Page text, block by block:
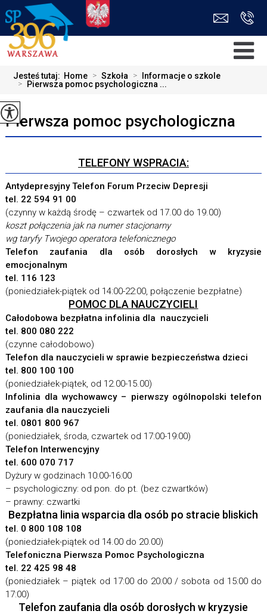
Jesteś tutaj: Home > Szkoła > Informacje o szkole
> Pierwsza pomoc psychologiczna ...
Pierwsza pomoc psychologiczna
TELEFONY WSPRACIA:
Antydepresyjny Telefon Forum Przeciw Depresji
tel. 22 594 91 00
(czynny w każdą środę – czwartek od 17.00 do 19.00)
koszt połączenia jak na numer stacjonarny
wg taryfy Twojego operatora telefonicznego
Telefon zaufania dla osób dorosłych w kryzysie
emocjonalnym
tel. 116 123
(poniedziałek-piątek od 14:00-22:00, połączenie bezpłatne)
POMOC DLA NAUCZYCIELI
Całodobowa bezpłatna infolinia dla nauczycieli
tel. 800 080 222
(czynne całodobowo)
Telefon dla nauczycieli w sprawie bezpieczeństwa dzieci
tel. 800 100 100
(poniedziałek-piątek, od 12.00-15.00)
Infolinia dla wychowawcy – pierwszy ogólnopolskitelefon
zaufania dla nauczycieli
tel. 0801 800 967
(poniedziałek, środa, czwartek od 17:00-19:00)
Telefon Interwencyjny
tel. 600 070 717
Dyżury w godzinach 10:00-16:00
– psychologiczny: od pon. do pt. (bez czwartków)
– prawny: czwartki
Bezpłatna linia wsparcia dla osób po stracie bliskich
tel. 0 800 108 108
(poniedziałek-piątek od 14.00 do 20.00)
Telefoniczna Pierwsza Pomoc Psychologiczna
tel. 22 425 98 48
(poniedziałek – piątek od 17:00 do 20:00 / sobota od 15:00 do
17:00)
Telefon zaufania dla osób dorosłych w kryzysie